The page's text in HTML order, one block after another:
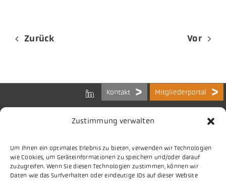
Zustimmung verwalten
Um Ihnen ein optimales Erlebnis zu bieten, verwenden wir Technologien
wie Cookies, um Geräteinformationen zu speichern und/oder darauf
zuzugreifen. Wenn Sie diesen Technologien zustimmen, können wir
Daten wie das Surfverhalten oder eindeutige IDs auf dieser Website
Zurück Vor
Kontakt Mitgliederportal
Bundes-Arbeitsgemeinschaft
der Kommunalen IT-Dienstleister e.V.
Charlottenstraße 65
10117 Berlin